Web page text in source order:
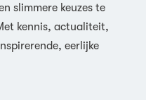
slimmere keuzes te
kennis, actualiteit,
eerlijke